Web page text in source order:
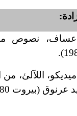
نصوص من
اللآلئ، من
(بيروت 1980).